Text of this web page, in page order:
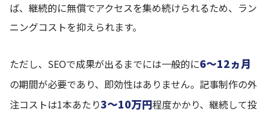
ば、継続的に無償でアクセスを集め続けられるため、ラン
ニングコストを抑えられます。
ただし、SEOで成果が出るまでには一般的に6〜12ヵ月
の期間が必要であり、即効性はありません。記事制作の外
注コストは1本あたり3〜10万円程度かかり、継続して投